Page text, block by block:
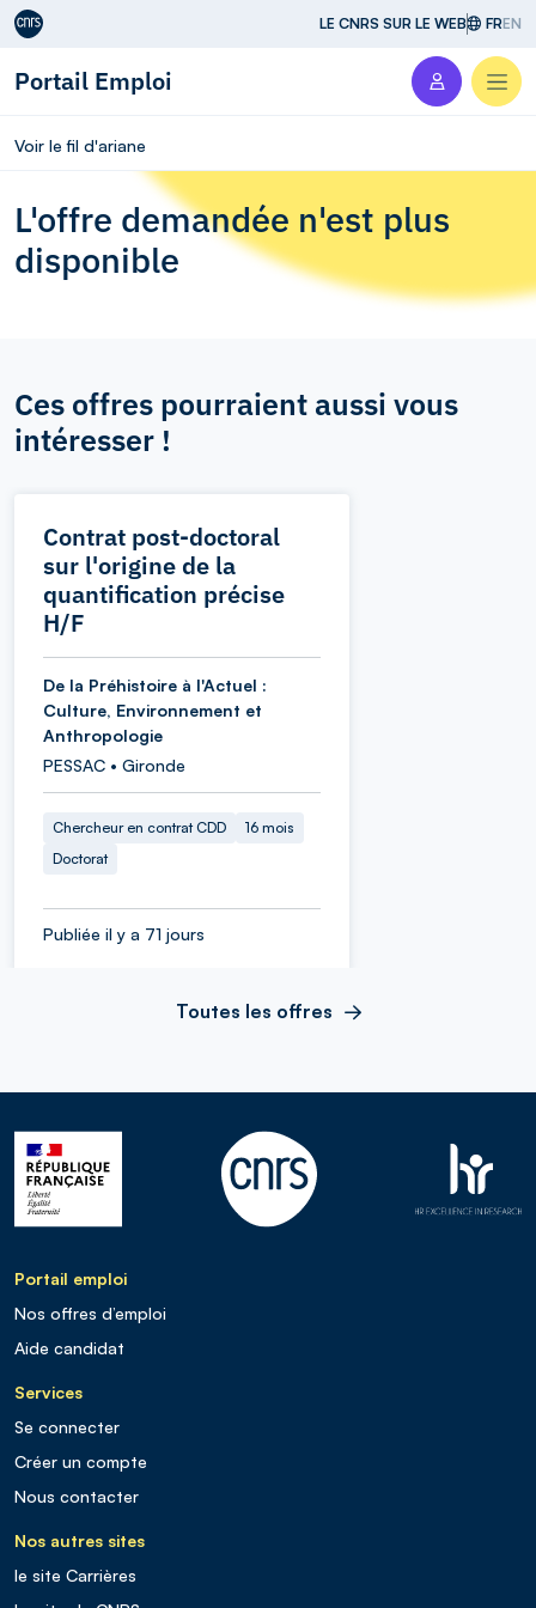
Aller au contenu LE CNRS SUR LE WEB FREN
Portail Emploi
Voir le fil d'ariane
L'offre demandée n'est plus
disponible
Ces offres pourraient aussi vous
intéresser !
Contrat post-doctoral
sur l'origine de la
quantification précise
H/F
De la Préhistoire à l'Actuel :
Culture, Environnement et
Anthropologie
PESSAC • Gironde
Chercheur en contrat CDD
16 mois
Doctorat
Publiée il y a 71 jours
Toutes les offres
Portail emploi
Nos offres d’emploi
Aide candidat
Services
Se connecter
Créer un compte
Nous contacter
Nos autres sites
le site Carrières